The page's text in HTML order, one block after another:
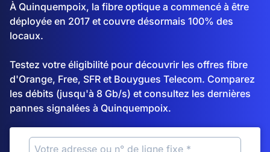
À Quinquempoix, la fibre optique a commencé à être
déployée en 2017 et couvre désormais 100% des
locaux.
Testez votre éligibilité pour découvrir les offres fibre
d'Orange, Free, SFR et Bouygues Telecom. Comparez
les débits (jusqu'à 8 Gb/s) et consultez les dernières
pannes signalées à Quinquempoix.